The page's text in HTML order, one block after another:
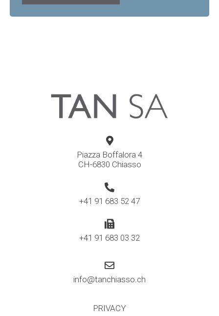
Piazza Boffalora 4
CH-6830 Chiasso
+41 91 683 52 47
+41 91 683 03 32
info@tanchiasso.ch
PRIVACY